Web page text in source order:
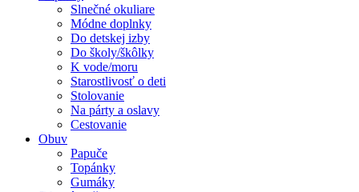
Slnečné okuliare
Módne doplnky
Do detskej izby
Do školy/škôlky
K vode/moru
Starostlivosť o deti
Stolovanie
Na párty a oslavy
Cestovanie
Obuv
Papuče
Topánky
Gumáky